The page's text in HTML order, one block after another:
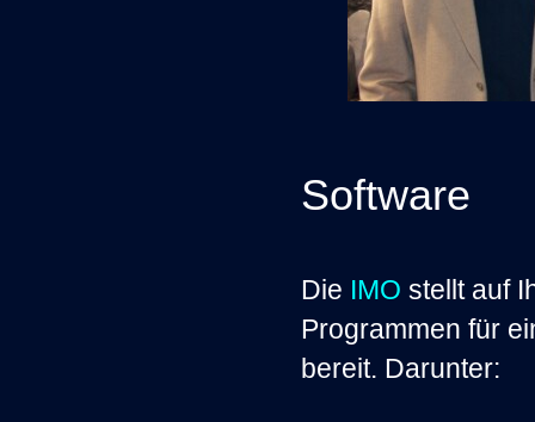
Software
Die IMOstellt auf
Programmen für
bereit. Darunter: